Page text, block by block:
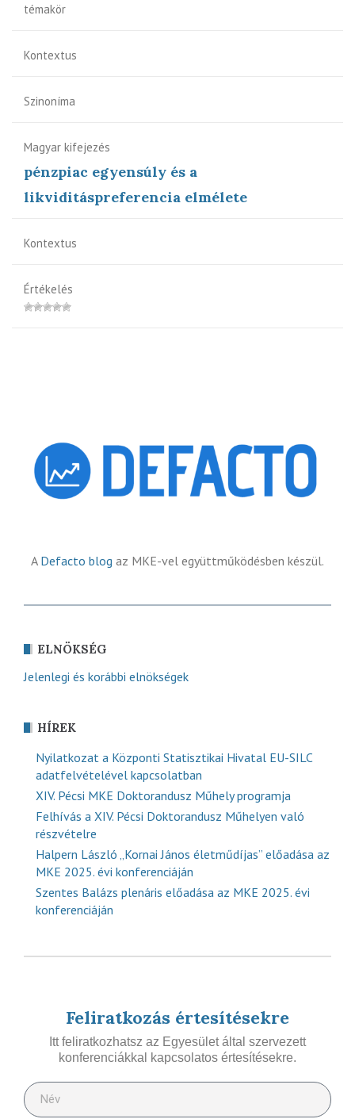
témakör
Kontextus
Szinoníma
Magyar kifejezés
pénzpiac egyensúly és a
likviditáspreferencia elmélete
Kontextus
Értékelés
A Defacto blog az MKE-vel együttműködésben készül.
ELNÖKSÉG
Jelenlegi és korábbi elnökségek
HÍREK
Nyilatkozat a Központi Statisztikai Hivatal EU-SILC
adatfelvételével kapcsolatban
XIV. Pécsi MKE Doktorandusz Műhely programja
Felhívás a XIV. Pécsi Doktorandusz Műhelyen való
részvételre
Halpern László „Kornai János életműdíjas” előadása az
MKE 2025. évi konferenciáján
Szentes Balázs plenáris előadása az MKE 2025. évi
konferenciáján
Feliratkozás értesítésekre
Itt feliratkozhatsz az Egyesület által szervezett
konferenciákkal kapcsolatos értesítésekre.